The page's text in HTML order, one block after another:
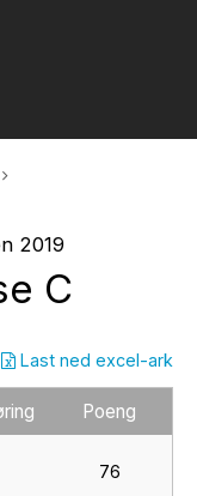
2019
C
Last ned excel-ark
Poeng
76